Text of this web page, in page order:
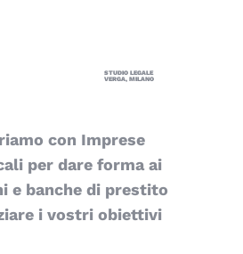
STUDIO LEGALE
VERGA, MILANO
con Imprese
per dare forma ai
e banche di prestito
i vostri obiettivi